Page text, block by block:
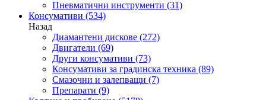
Пневматични инструменти (31)
Консумативи (534)
Назад
Диамантени дискове (272)
Двигатели (69)
Други консумативи (73)
Консумативи за градинска техника (89)
Смазочни и залепващи (7)
Препарати (9)